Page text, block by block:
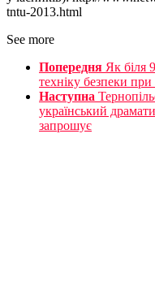
tntu-2013.html
See more
Попередня Як біля
техніку безпеки при
Наступна
український
запрошує